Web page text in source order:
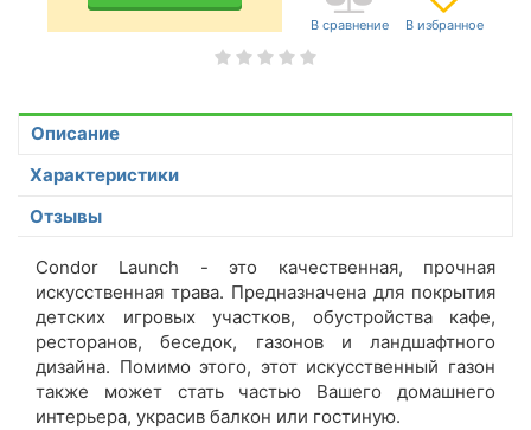
Описание
Характеристики
Отзывы
Condor Launch - это качественная, прочная
искусственная трава. Предназначена для покрытия
детских игровых участков, обустройства кафе,
ресторанов, беседок, газонов и ландшафтного
дизайна. Помимо этого, этот искусственный газон
также может стать частью Вашего домашнего
интерьера, украсив балкон или гостиную.